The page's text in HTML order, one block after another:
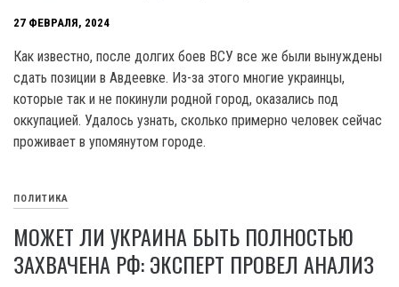
27 ФЕВРАЛЯ, 2024
Как известно, после долгих боев ВСУ все же были вынуждены
сдать позиции в Авдеевке. Из-за этого многие украинцы,
которые так и не покинули родной город, оказались под
оккупацией. Удалось узнать, сколько примерно человек сейчас
проживает в упомянутом городе.
ПОЛИТИКА
МОЖЕТ ЛИ УКРАИНА БЫТЬ ПОЛНОСТЬЮ
ЗАХВАЧЕНА РФ: ЭКСПЕРТ ПРОВЕЛ АНАЛИЗ